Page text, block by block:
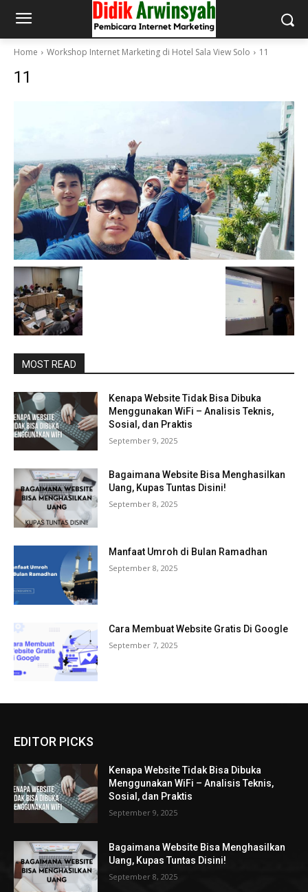
Home Workshop Internet Marketing di Hotel Sala View Solo 11
11
MOST READ
Kenapa Website Tidak Bisa Dibuka
Menggunakan WiFi – Analisis Teknis,
Sosial, dan Praktis
September 9, 2025
Bagaimana Website Bisa Menghasilkan
Uang, Kupas Tuntas Disini!
September 8, 2025
Manfaat Umroh di Bulan Ramadhan
September 8, 2025
Cara Membuat Website Gratis Di Google
September 7, 2025
EDITOR PICKS
Kenapa Website Tidak Bisa Dibuka
Menggunakan WiFi – Analisis Teknis,
Sosial, dan Praktis
September 9, 2025
Bagaimana Website Bisa Menghasilkan
Uang, Kupas Tuntas Disini!
September 8, 2025